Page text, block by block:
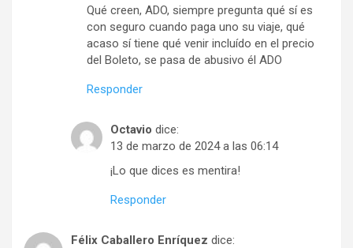
Qué creen, ADO, siempre pregunta qué sí es
con seguro cuando paga uno su viaje, qué
acaso sí tiene qué venir incluído en el precio
del Boleto, se pasa de abusivo él ADO
Responder
Octavio dice:
13 de marzo de 2024 a las 06:14
¡Lo que dices es mentira!
Responder
Félix Caballero Enríquez dice: